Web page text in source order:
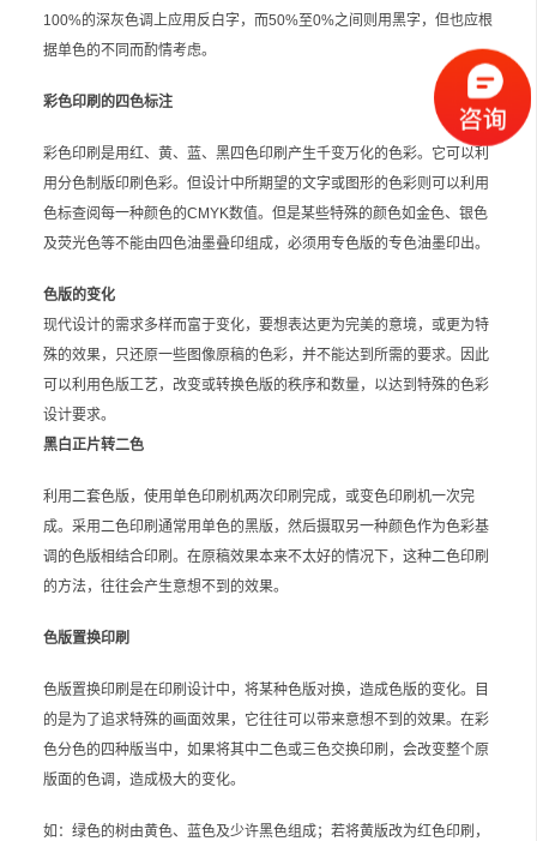
100%的深灰色调上应用反白字，而50%至0%之间则用黑字，但也应根
据单色的不同而酌情考虑。
彩色印刷的四色标注
彩色印刷是用红、黄、蓝、黑四色印刷产生千变万化的色彩。它可以利
用分色制版印刷色彩。但设计中所期望的文字或图形的色彩则可以利用
色标查阅每一种颜色的CMYK数值。但是某些特殊的颜色如金色、银色
及荧光色等不能由四色油墨叠印组成，必须用专色版的专色油墨印出。
色版的变化
现代设计的需求多样而富于变化，要想表达更为完美的意境，或更为特
殊的效果，只还原一些图像原稿的色彩，并不能达到所需的要求。因此
可以利用色版工艺，改变或转换色版的秩序和数量，以达到特殊的色彩
设计要求。
黑白正片转二色
利用二套色版，使用单色印刷机两次印刷完成，或变色印刷机一次完
成。采用二色印刷通常用单色的黑版，然后摄取另一种颜色作为色彩基
调的色版相结合印刷。在原稿效果本来不太好的情况下，这种二色印刷
的方法，往往会产生意想不到的效果。
色版置换印刷
色版置换印刷是在印刷设计中，将某种色版对换，造成色版的变化。目
的是为了追求特殊的画面效果，它往往可以带来意想不到的效果。在彩
色分色的四种版当中，如果将其中二色或三色交换印刷，会改变整个原
版面的色调，造成极大的变化。
如：绿色的树由黄色、蓝色及少许黑色组成；若将黄版改为红色印刷，